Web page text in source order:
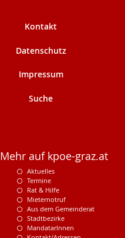
Kontakt
Datenschutz
Impressum
Suche
Mehr auf kpoe-graz.at
Aktuelles
Termine
Rat & Hilfe
Mieternotruf
Aus dem Gemeinderat
Stadtbezirke
MandatarInnen